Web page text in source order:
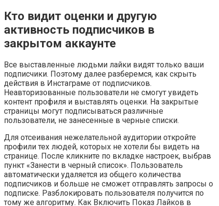
Кто видит оценки и другую
активность подписчиков в
закрытом аккаунте
Все выставленные людьми лайки видят только ваши
подписчики. Поэтому далее разберемся, как скрыть
действия в Инстаграме от подписчиков.
Неавторизованные пользователи не смогут увидеть
контент профиля и выставлять оценки. На закрытые
страницы могут подписываться различные
пользователи, не занесенные в черные списки.
Для отсеивания нежелательной аудитории откройте
профили тех людей, которых не хотели бы видеть на
странице. После кликните по вкладке настроек, выбрав
пункт «Занести в черный список». Пользователь
автоматически удаляется из общего количества
подписчиков и больше не сможет отправлять запросы о
подписке. Разблокировать пользователя получится по
тому же алгоритму. Как Включить Показ Лайков в